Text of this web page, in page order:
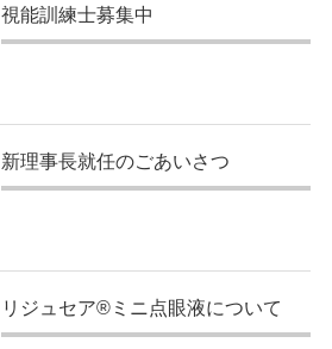
視能訓練士募集中
新理事長就任のごあいさつ
リジュセア®ミニ点眼液について